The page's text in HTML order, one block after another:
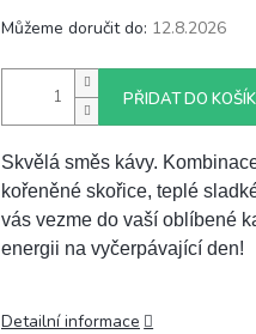
Můžeme doručit do: 12.8.2026
PŘIDAT DO
Skvělá směs kávy.
kořeněné skořice, teplé
vás vezme do vaší oblíbené
energii na vyčerpávající den!
Detailní informace